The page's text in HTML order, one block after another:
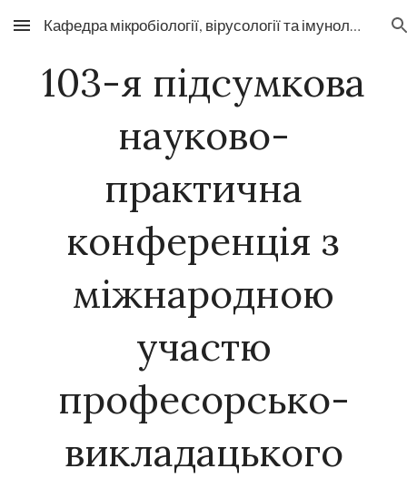
Skip to main content Skip to navigation
Кафедра мікробіології, вірусології та імунології
103-я підсумкова
науково-
практична
конференція з
міжнародною
участю
професорсько-
викладацького